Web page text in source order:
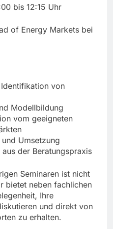
bis 12:15 Uhr
of Energy Markets bei
von
Modellbildung
vom geeigneten
Umsetzung
der Beratungspraxis
Seminaren ist nicht
bietet neben fachlichen
Ihre
und direkt von
zu erhalten.